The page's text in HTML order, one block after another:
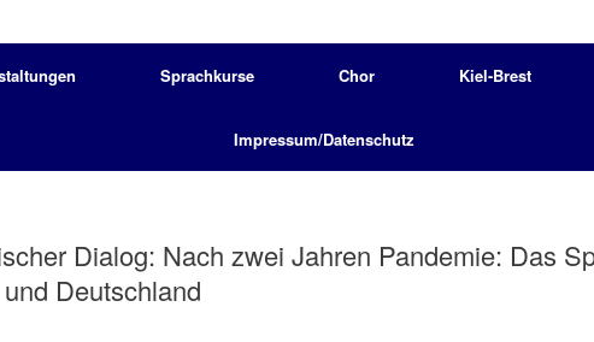
Sprachkurse Chor Kiel-Brest
Impressum/Datenschutz
Dialog: Nach zwei Jahren Pandemie: Das
Deutschland